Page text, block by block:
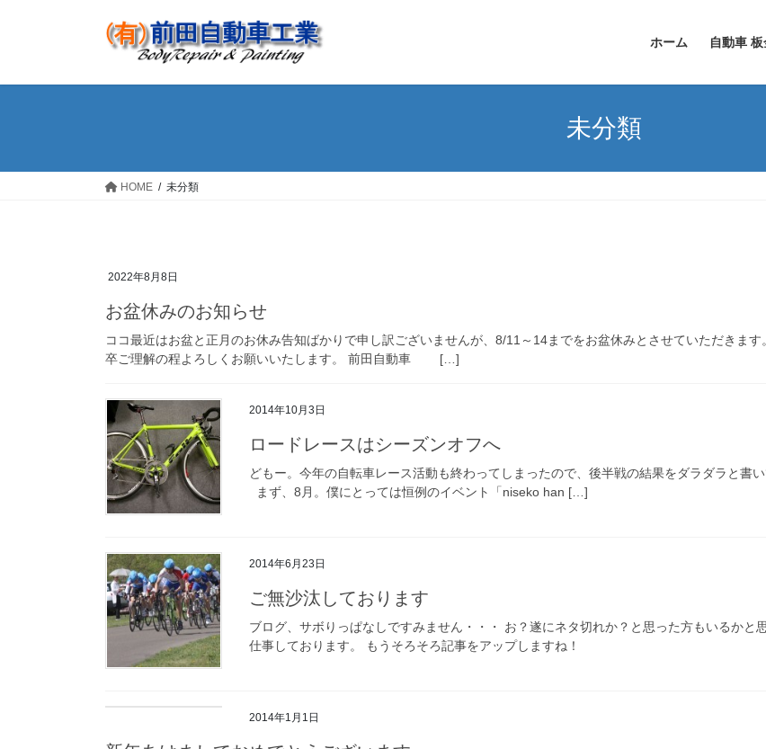
ホーム 自動車
未分類
HOME 未分類
2022年8月8日
お盆休みのお知らせ
ココ最近はお盆と正月のお休み告知ばかりで申し訳ございませんが、8/11～14までをお盆休みとさせていただきま
卒ご理解の程よろしくお願いいたします。 前田自動車 […]
2014年10月3日
ロードレースはシーズンオフへ
どもー。今年の自転車レース活動も終わってしまったので、後半戦の結果をダラダラと
まず、8月。僕にとっては恒例のイベント「niseko han […]
2014年6月23日
ご無沙汰しております
ブログ、サボりっぱなしですみません・・・ お？遂にネタ切れか？と思った方もいるか
仕事しております。 もうそろそろ記事をアップしますね！
2014年1月1日